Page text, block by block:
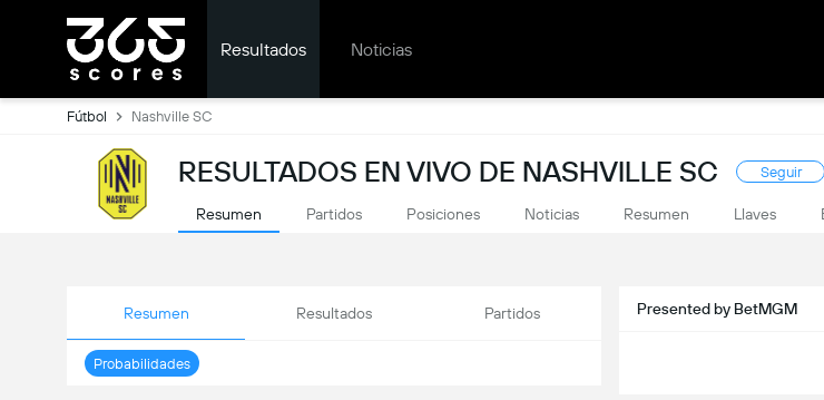
Resultados Noticias
Fútbol Nashville SC
RESULTADOS EN VIVO DE NASHVILLE SC Seguir
Resumen Partidos Posiciones Noticias Resumen Llaves
Resumen Resultados Partidos
Probabilidades
Presented by BetMGM